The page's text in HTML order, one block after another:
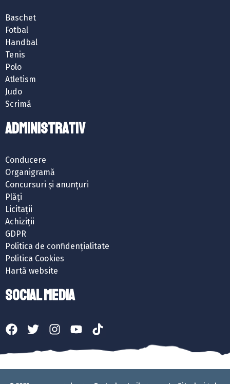
Baschet
Fotbal
Handbal
Tenis
Polo
Atletism
Judo
Scrimă
ADMINISTRATIV
Conducere
Organigramă
Concursuri și anunțuri
Plăți
Licitații
Achiziții
GDPR
Politica de confidențialitate
Politica Cookies
Hartă website
SOCIAL MEDIA